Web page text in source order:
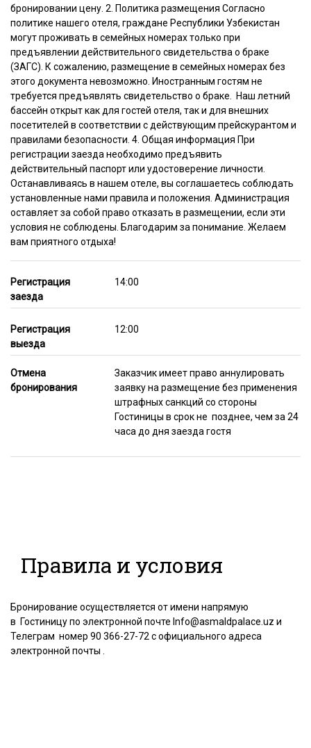
бронировании цену. 2. Политика размещения Согласно
политике нашего отеля, граждане Республики Узбекистан
могут проживать в семейных номерах только при
предъявлении действительного свидетельства о браке
(ЗАГС). К сожалению, размещение в семейных номерах без
этого документа невозможно. Иностранным гостям не
требуется предъявлять свидетельство о браке. Наш летний
бассейн открыт как для гостей отеля, так и для внешних
посетителей в соответствии с действующим прейскурантом и
правилами безопасности. 4. Общая информация При
регистрации заезда необходимо предъявить
действительный паспорт или удостоверение личности.
Останавливаясь в нашем отеле, вы соглашаетесь соблюдать
установленные нами правила и положения. Администрация
оставляет за собой право отказать в размещении, если эти
условия не соблюдены. Благодарим за понимание. Желаем
вам приятного отдыха!
Регистрация
заезда
14:00
Регистрация
выезда
12:00
Отмена
бронирования
Заказчик имеет право аннулировать
заявку на размещение без применения
штрафных санкций со стороны
Гостиницы в срок не позднее, чем за 24
часа до дня заезда гостя
Правила и условия
Бронирование осуществляется от имени напрямую
в Гостиницу по электронной почте Info@asmaldpalace.uz и
Телеграм номер 90 366-27-72 с официального адреса
электронной почты .